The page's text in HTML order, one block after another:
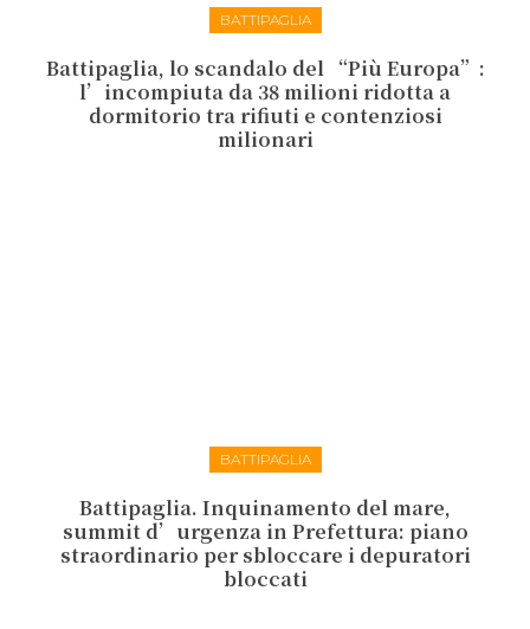
BATTIPAGLIA
Battipaglia, lo scandalo del “Più Europa”:
l’incompiuta da 38 milioni ridotta a
dormitorio tra rifiuti e contenziosi
milionari
BATTIPAGLIA
Battipaglia. Inquinamento del mare,
summit d’urgenza in Prefettura: piano
straordinario per sbloccare i depuratori
bloccati